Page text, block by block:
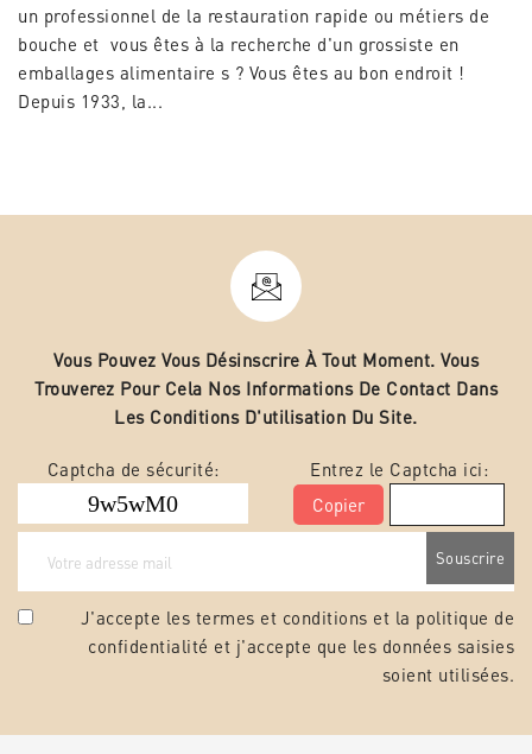
un professionnel de la restauration rapide ou métiers de
bouche et vous êtes à la recherche d'un grossiste en
emballages alimentaire s ? Vous êtes au bon endroit !
Depuis 1933, la...
Vous Pouvez Vous Désinscrire À Tout Moment. Vous
Trouverez Pour Cela Nos Informations De Contact Dans
Les Conditions D'utilisation Du Site.
Captcha de sécurité:
Entrez le Captcha ici:
Copier
J'accepte les termes et conditions et la politique de
confidentialité et j'accepte que les données saisies
soient utilisées.